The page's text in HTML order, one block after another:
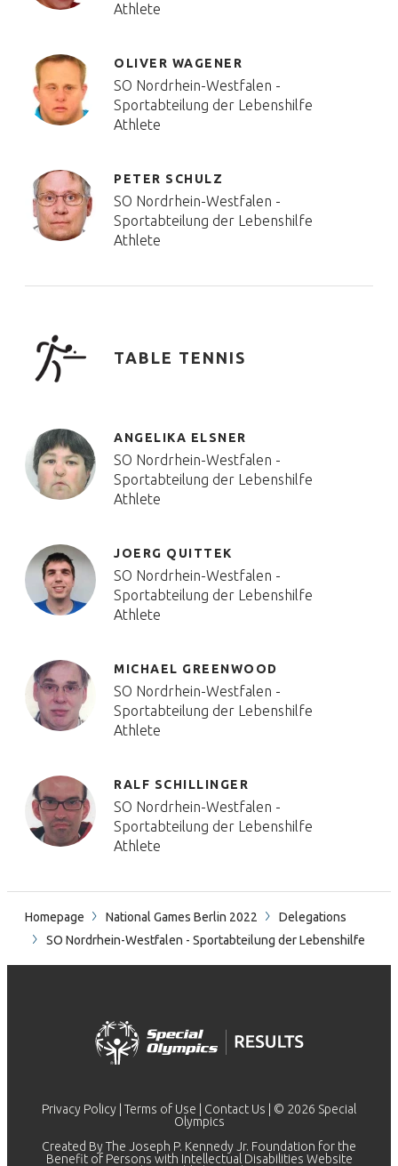
Athlete
OLIVER WAGENER
SO Nordrhein-Westfalen -
Sportabteilung der Lebenshilfe
Athlete
PETER SCHULZ
SO Nordrhein-Westfalen -
Sportabteilung der Lebenshilfe
Athlete
TABLE TENNIS
ANGELIKA ELSNER
SO Nordrhein-Westfalen -
Sportabteilung der Lebenshilfe
Athlete
JOERG QUITTEK
SO Nordrhein-Westfalen -
Sportabteilung der Lebenshilfe
Athlete
MICHAEL GREENWOOD
SO Nordrhein-Westfalen -
Sportabteilung der Lebenshilfe
Athlete
RALF SCHILLINGER
SO Nordrhein-Westfalen -
Sportabteilung der Lebenshilfe
Athlete
Homepage National Games Berlin 2022
Delegations
SO Nordrhein-Westfalen - Sportabteilung der Lebenshilfe
Privacy Policy Terms of Use Contact Us | © 2026 Special
Olympics
Created By The Joseph P. Kennedy Jr. Foundation for the
Benefit of Persons with Intellectual Disabilities Website